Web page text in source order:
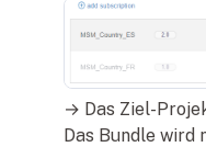
→ Das Ziel-
Das Bundle